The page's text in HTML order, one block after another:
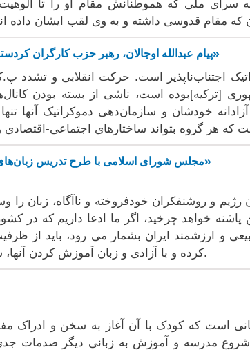
سرای ملی که هموطنانش مقام او را تا الوهیت
پیام عبدالله اوجالان، رهبر حزب کارگران کردستان: «فراخوان صلح و جامعه دموکراتیک»
اجتناب‌ناپذیر است. حرکت انقلابی و تشدد
[ترکیه]بوده است، ناشی از بسته بودن
آزادانه خودشان و سازمان‌دهی دموکراتیک آنها
«مجلس شورای اسلامی با طرح تدریس زبان‌های محلی در مدارس ایران مخالفت کرد»
رژیم و روشنفکران خودفروخته و ناآگاه، زبان را
پاشنه خواهد چرخید، اگر ما ادعا داریم که در
و ارزشمند ایران بشمار می رود، باید از
کرده و با آزادی و زبان آموزش کردن آنها، سبب شکوفایی فرهنگی و ملی باشیم.
است که کودک با آن آغاز به سخن و ادراک
شروع مدرسه و آموزش به زبانی دیگر صدمات